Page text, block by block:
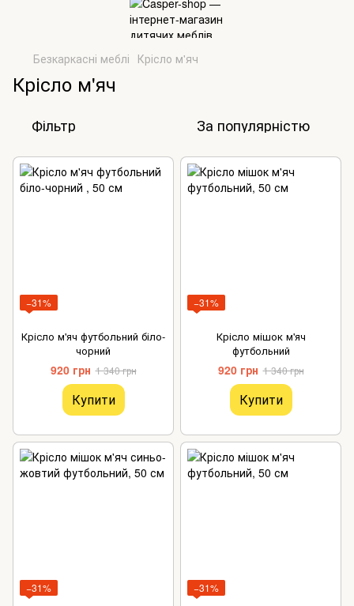
Безкаркасні меблі Крісло м'яч
Крісло м'яч
Фільтр За популярністю
−31%
Крісло м'яч футбольний біло-
чорний
920 грн 1 340 грн
Купити
−31%
Крісло мішок м'яч
футбольний
920 грн 1 340 грн
Купити
−31% −31%